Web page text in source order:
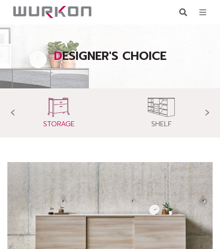
DESIGNER'S CHOICE
STORAGE SHELF
‹ ›